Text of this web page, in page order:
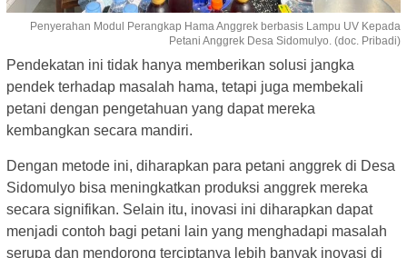
Penyerahan Modul Perangkap Hama Anggrek berbasis Lampu UV Kepada
Petani Anggrek Desa Sidomulyo. (doc. Pribadi)
Pendekatan ini tidak hanya memberikan solusi jangka
pendek terhadap masalah hama, tetapi juga membekali
petani dengan pengetahuan yang dapat mereka
kembangkan secara mandiri.
Dengan metode ini, diharapkan para petani anggrek di Desa
Sidomulyo bisa meningkatkan produksi anggrek mereka
secara signifikan. Selain itu, inovasi ini diharapkan dapat
menjadi contoh bagi petani lain yang menghadapi masalah
serupa dan mendorong terciptanya lebih banyak inovasi di